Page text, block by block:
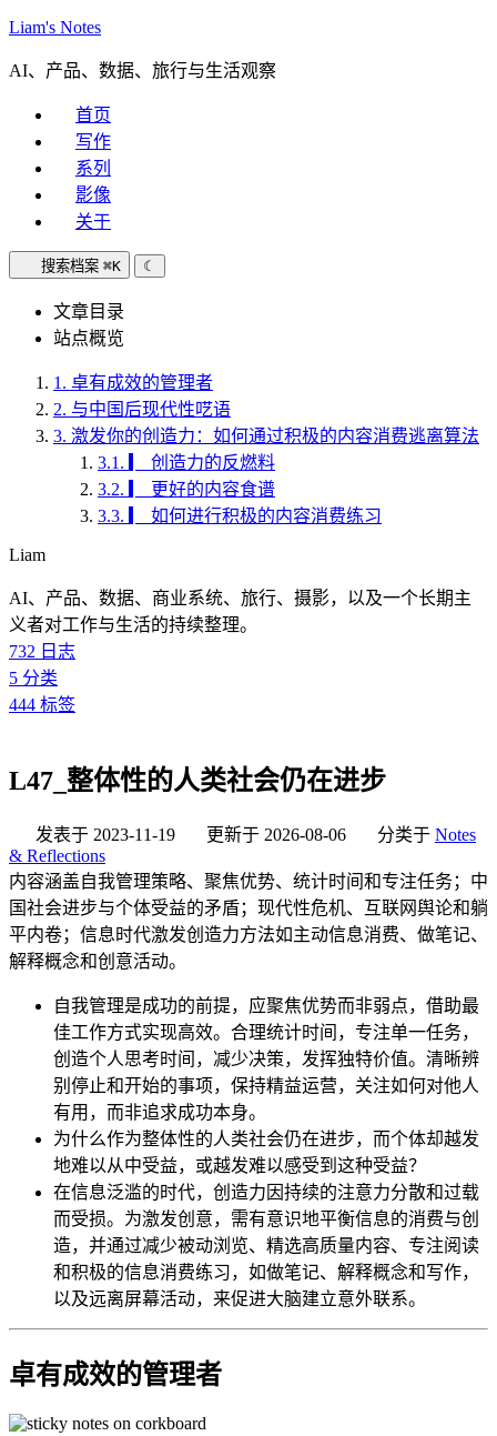
Liam's Notes
AI、产品、数据、旅行与生活观察
首页
写作
系列
影像
关于
搜索档案 ⌘K ☾
文章目录
站点概览
1. 卓有成效的管理者
2. 与中国后现代性呓语
3. 激发你的创造力：如何通过积极的内容消费逃离算法
3.1.
▎ 创造力的反燃料
3.2.
▎ 更好的内容食谱
3.3.
▎ 如何进行积极的内容消费练习
Liam
AI、产品、数据、商业系统、旅行、摄影，以及一个长期主
义者对工作与生活的持续整理。
732 日志
5 分类
444 标签
L47_整体性的人类社会仍在进步
发表于 2023-11-19 更新于 2026-08-06 分类于 Notes
& Reflections
内容涵盖自我管理策略、聚焦优势、统计时间和专注任务；中
国社会进步与个体受益的矛盾；现代性危机、互联网舆论和躺
平内卷；信息时代激发创造力方法如主动信息消费、做笔记、
解释概念和创意活动。
自我管理是成功的前提，应聚焦优势而非弱点，借助最
佳工作方式实现高效。合理统计时间，专注单一任务，
创造个人思考时间，减少决策，发挥独特价值。清晰辨
别停止和开始的事项，保持精益运营，关注如何对他人
有用，而非追求成功本身。
为什么作为整体性的人类社会仍在进步，而个体却越发
地难以从中受益，或越发难以感受到这种受益？
在信息泛滥的时代，创造力因持续的注意力分散和过载
而受损。为激发创意，需有意识地平衡信息的消费与创
造，并通过减少被动浏览、精选高质量内容、专注阅读
和积极的信息消费练习，如做笔记、解释概念和写作，
以及远离屏幕活动，来促进大脑建立意外联系。
卓有成效的管理者